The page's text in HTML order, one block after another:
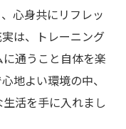
心身共にリフレッ
は、トレーニング
通うこと自体を楽
地よい環境の中、
活を手に入れまし